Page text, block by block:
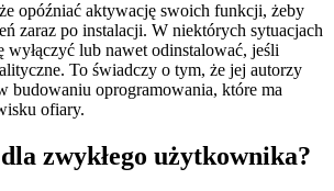
opóźniać aktywację swoich funkcji, żeby
zaraz po instalacji. W niektórych sytuacjach
wyłączyć lub nawet odinstalować, jeśli
To świadczy o tym, że jej autorzy
budowaniu oprogramowania, które ma
ofiary.
zwykłego użytkownika?